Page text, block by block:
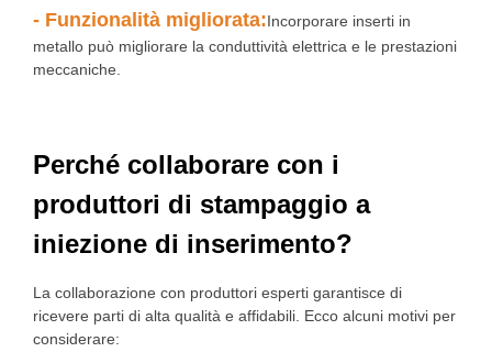
- Funzionalità migliorata:Incorporare inserti in
metallo può migliorare la conduttività elettrica e le prestazioni
meccaniche.
Perché collaborare con i
produttori di stampaggio a
iniezione di inserimento?
La collaborazione con produttori esperti garantisce di
ricevere parti di alta qualità e affidabili. Ecco alcuni motivi per
considerare: